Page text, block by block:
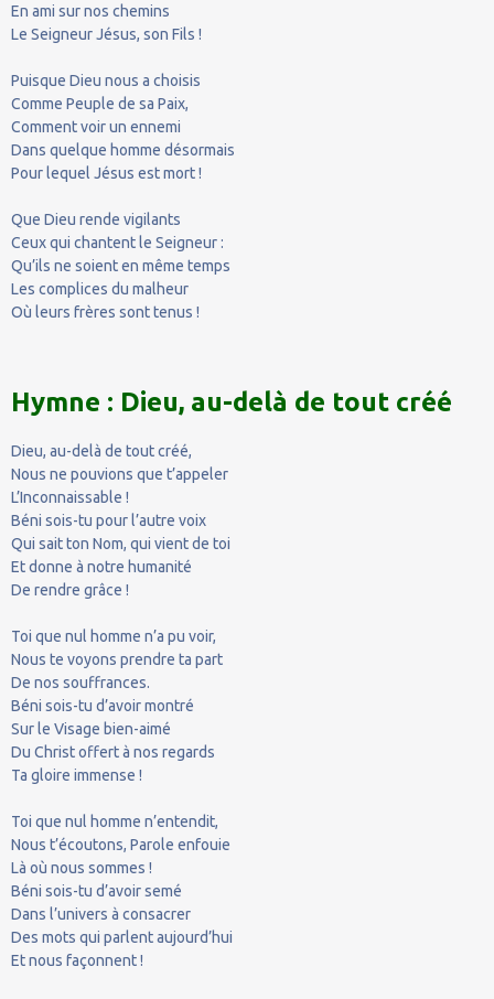
En ami sur nos chemins
Le Seigneur Jésus, son Fils !
Puisque Dieu nous a choisis
Comme Peuple de sa Paix,
Comment voir un ennemi
Dans quelque homme désormais
Pour lequel Jésus est mort !
Que Dieu rende vigilants
Ceux qui chantent le Seigneur :
Qu’ils ne soient en même temps
Les complices du malheur
Où leurs frères sont tenus !
Hymne : Dieu, au-delà de tout créé
Dieu, au-delà de tout créé,
Nous ne pouvions que t’appeler
L’Inconnaissable !
Béni sois-tu pour l’autre voix
Qui sait ton Nom, qui vient de toi
Et donne à notre humanité
De rendre grâce !
Toi que nul homme n’a pu voir,
Nous te voyons prendre ta part
De nos souffrances.
Béni sois-tu d’avoir montré
Sur le Visage bien-aimé
Du Christ offert à nos regards
Ta gloire immense !
Toi que nul homme n’entendit,
Nous t’écoutons, Parole enfouie
Là où nous sommes !
Béni sois-tu d’avoir semé
Dans l’univers à consacrer
Des mots qui parlent aujourd’hui
Et nous façonnent !